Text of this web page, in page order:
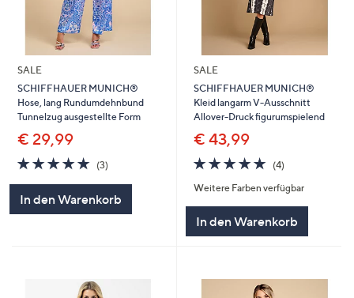
SALE
SCHIFFHAUER MUNICH®
Hose, lang Rundumdehnbund
Tunnelzug ausgestellte Form
€ 29,99
5.0
von
5
(3)
In den Warenkorb
SALE
SCHIFFHAUER MUNICH®
Kleid langarm V-Ausschnitt
Allover-Druck figurumspielend
€ 43,99
4.8
von
5
(4)4
Weitere Farben verfügbar
In den Warenkorb